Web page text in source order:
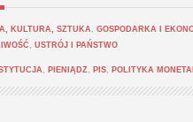
KULTURA, SZTUKA GOSPODARKA I
USTRÓJ I PAŃSTWO
PIENIĄDZ PIS POLITYKA